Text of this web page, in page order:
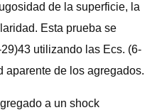
de la superficie, la
Esta prueba se
utilizando las Ecs. (6-
aparente de los agregados.
a un shock